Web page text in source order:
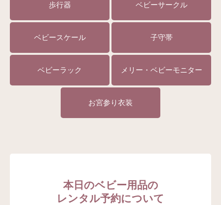
歩行器 ベビーサークル
ベビースケール 子守帯
ベビーラック メリー・ベビーモニター
お宮参り衣装
本日のベビー用品の
レンタル予約について